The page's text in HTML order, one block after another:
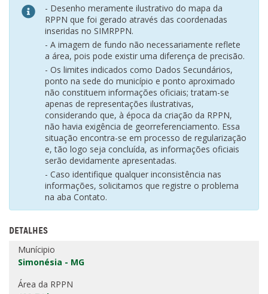
- Desenho meramente ilustrativo do mapa da
RPPN que foi gerado através das coordenadas
inseridas no SIMRPPN.
- A imagem de fundo não necessariamente reflete
a área, pois pode existir uma diferença de precisão.
- Os limites indicados como Dados Secundários,
ponto na sede do município e ponto aproximado
não constituem informações oficiais; tratam-se
apenas de representações ilustrativas,
considerando que, à época da criação da RPPN,
não havia exigência de georreferenciamento. Essa
situação encontra-se em processo de regularização
e, tão logo seja concluída, as informações oficiais
serão devidamente apresentadas.
- Caso identifique qualquer inconsistência nas
informações, solicitamos que registre o problema
na aba Contato.
DETALHES
Munícipio
Simonésia - MG
Área da RPPN